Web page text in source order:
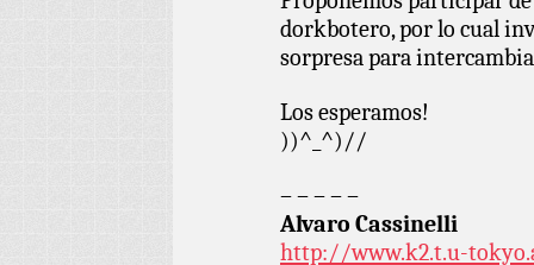
dorkbotero, por lo cual
sorpresa para
Los esperamos!
))^_^)//
– – – – –
Alvaro Cassinelli
http://www.k2.t.u-